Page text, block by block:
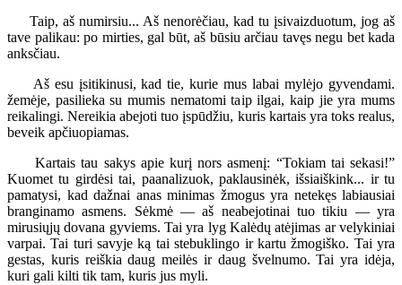
Taip, aš numirsiu... Aš nenorėčiau, kad tu įsivaizduotum, jog aš
tave palikau: po mirties, gal būt, aš būsiu arčiau tavęs negu bet kada
anksčiau.
Aš esu įsitikinusi, kad tie, kurie mus labai mylėjo gyvendami.
žemėje, pasilieka su mumis nematomi taip ilgai, kaip jie yra mums
reikalingi. Nereikia abejoti tuo įspūdžiu, kuris kartais yra toks realus,
beveik apčiuopiamas.
Kartais tau sakys apie kurį nors asmenį: “Tokiam tai sekasi!”
Kuomet tu girdėsi tai, paanalizuok, paklausinėk, išsiaiškink... ir tu
pamatysi, kad dažnai anas minimas žmogus yra netekęs labiausiai
branginamo asmens. Sėkmė — aš neabejotinai tuo tikiu — yra
mirusiųjų dovana gyviems. Tai yra lyg Kalėdų atėjimas ar velykiniai
varpai. Tai turi savyje ką tai stebuklingo ir kartu žmogiško. Tai yra
gestas, kuris reiškia daug meilės ir daug švelnumo. Tai yra idėja,
kuri gali kilti tik tam, kuris jus myli.